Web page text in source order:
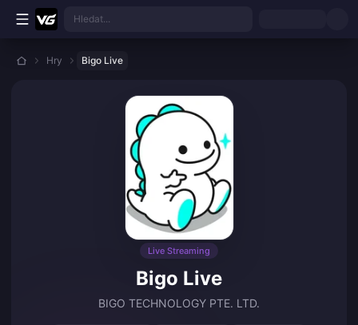
Přejít k hlavnímu obsahu
Hledat...
Hry Bigo Live
Live Streaming
Bigo Live
BIGO TECHNOLOGY PTE. LTD.